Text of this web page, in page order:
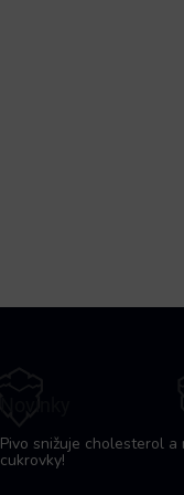
Pivo snižuje cholesterol a
cukrovky!